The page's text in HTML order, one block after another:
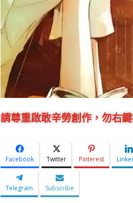
請尊重啟敢辛勞創作，勿右
Facebook Twitter Pinterest
Telegram Subscribe